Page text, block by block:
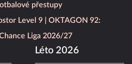
přestupy
Level 9
OKTAGON 92:
Liga 2026/27
Léto 2026